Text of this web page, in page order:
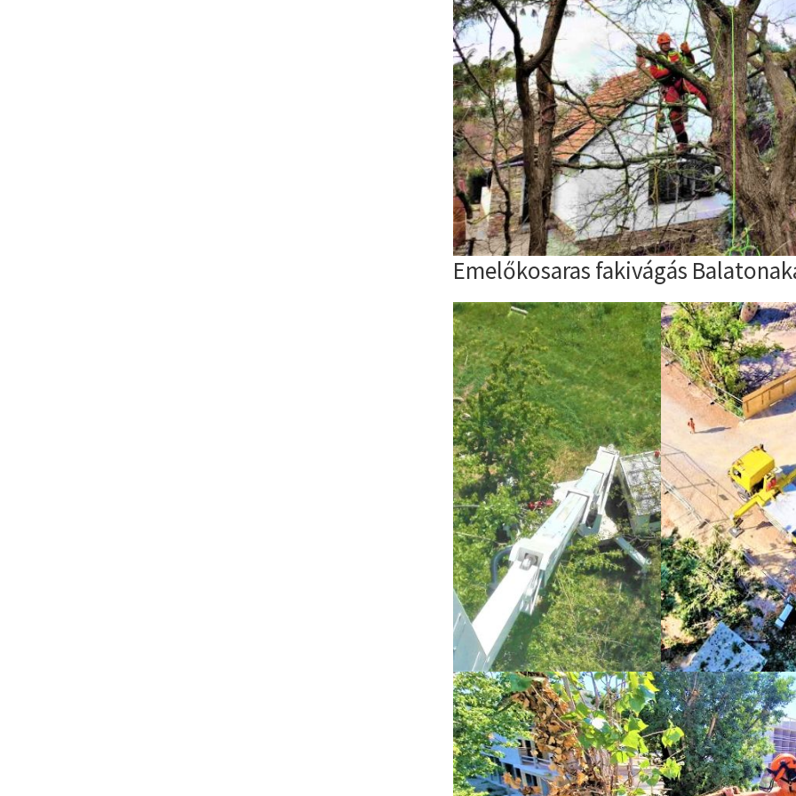
Emelőkosaras fakivágás